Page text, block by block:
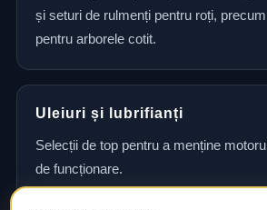
și seturi de rulmenți pentru roți,
pentru arborele cotit.
Uleiuri și lubrifianți
Selecții de top pentru a menține
de funcționare.